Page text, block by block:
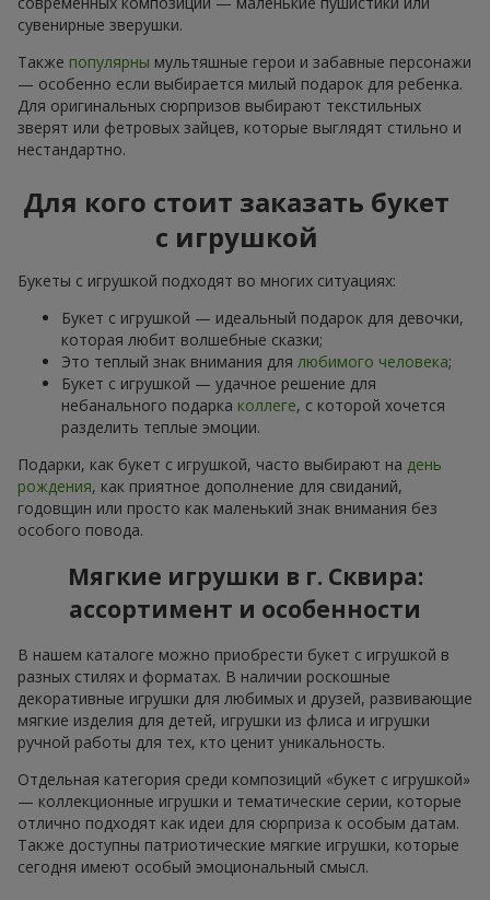
сувенирные зверушки.
Также популярны мультяшные герои и забавные персонажи
— особенно если выбирается милый подарок для ребенка.
Для оригинальных сюрпризов выбирают текстильных
зверят или фетровых зайцев, которые выглядят стильно и
нестандартно.
Для кого стоит заказать букет
с игрушкой
Букеты с игрушкой подходят во многих ситуациях:
Букет с игрушкой — идеальный подарок для девочки,
которая любит волшебные сказки;
Это теплый знак внимания для любимого человека;
Букет с игрушкой — удачное решение для
небанального подарка коллеге, с которой хочется
разделить теплые эмоции.
Подарки, как букет с игрушкой, часто выбирают на день
рождения, как приятное дополнение для свиданий,
годовщин или просто как маленький знак внимания без
особого повода.
Мягкие игрушки в г. Сквира:
ассортимент и особенности
В нашем каталоге можно приобрести букет с игрушкой в
разных стилях и форматах. В наличии роскошные
декоративные игрушки для любимых и друзей, развивающие
мягкие изделия для детей, игрушки из флиса и игрушки
ручной работы для тех, кто ценит уникальность.
Отдельная категория среди композиций «букет с игрушкой»
— коллекционные игрушки и тематические серии, которые
отлично подходят как идеи для сюрприза к особым датам.
Также доступны патриотические мягкие игрушки, которые
сегодня имеют особый эмоциональный смысл.